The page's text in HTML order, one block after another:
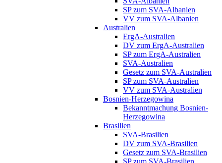
SP zum SVA-Albanien
VV zum SVA-Albanien
Australien
ErgA-Australien
DV zum ErgA-Australien
SP zum ErgA-Australien
SVA-Australien
Gesetz zum SVA-Australien
SP zum SVA-Australien
VV zum SVA-Australien
Bosnien-Herzegowina
Bekanntmachung Bosnien-
Herzegowina
Brasilien
SVA-Brasilien
DV zum SVA-Brasilien
Gesetz zum SVA-Brasilien
SP zum SVA-Brasilien